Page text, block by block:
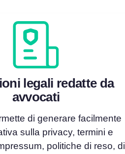
legali redatte da
avvocati
di generare facilmente
sulla privacy, termini e
politiche di reso, di